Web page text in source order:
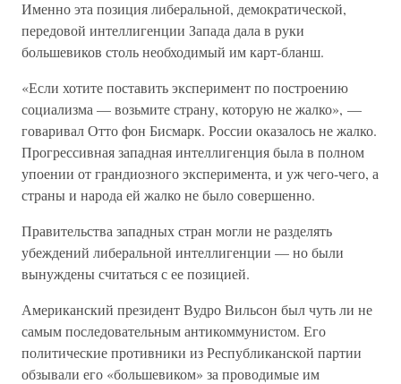
Именно эта позиция либеральной, демократической,
передовой интеллигенции Запада дала в руки
большевиков столь необходимый им карт-бланш.
«Если хотите поставить эксперимент по построению
социализма — возьмите страну, которую не жалко», —
говаривал Отто фон Бисмарк. России оказалось не жалко.
Прогрессивная западная интеллигенция была в полном
упоении от грандиозного эксперимента, и уж чего-чего, а
страны и народа ей жалко не было совершенно.
Правительства западных стран могли не разделять
убеждений либеральной интеллигенции — но были
вынуждены считаться с ее позицией.
Американский президент Вудро Вильсон был чуть ли не
самым последовательным антикоммунистом. Его
политические противники из Республиканской партии
обзывали его «большевиком» за проводимые им